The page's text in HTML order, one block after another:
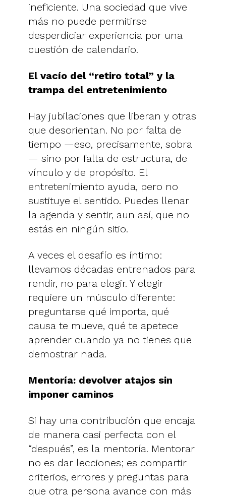
ineficiente. Una sociedad que vive
más no puede permitirse
desperdiciar experiencia por una
cuestión de calendario.
El vacío del “retiro total” y la
trampa del entretenimiento
Hay jubilaciones que liberan y otras
que desorientan. No por falta de
tiempo —eso, precisamente, sobra
— sino por falta de estructura, de
vínculo y de propósito. El
entretenimiento ayuda, pero no
sustituye el sentido. Puedes llenar
la agenda y sentir, aun así, que no
estás en ningún sitio.
A veces el desafío es íntimo:
llevamos décadas entrenados para
rendir, no para elegir. Y elegir
requiere un músculo diferente:
preguntarse qué importa, qué
causa te mueve, qué te apetece
aprender cuando ya no tienes que
demostrar nada.
Mentoría: devolver atajos sin
imponer caminos
Si hay una contribución que encaja
de manera casi perfecta con el
“después”, es la mentoría. Mentorar
no es dar lecciones; es compartir
criterios, errores y preguntas para
que otra persona avance con más